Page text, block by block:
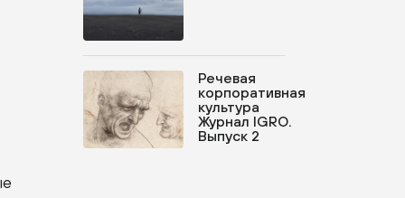
Речевая
корпоративная
культура
Журнал IGRO.
Выпуск 2